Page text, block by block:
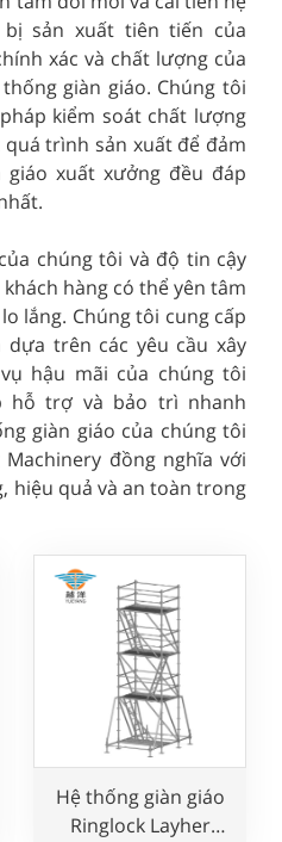
sản xuất tiên tiến của
xác và chất lượng của
giàn giáo. Chúng tôi
kiểm soát chất lượng
trình sản xuất để đảm
xuất xưởng đều đáp
chúng tôi và độ tin cậy
hàng có thể yên tâm
lắng. Chúng tôi cung cấp
trên các yêu cầu xây
hậu mãi của chúng tôi
hỗ trợ và bảo trì nhanh
giàn giáo của chúng tôi
đồng nghĩa với
hiệu quả và an toàn trong
Hệ thống giàn giáo
Ringlock Layher